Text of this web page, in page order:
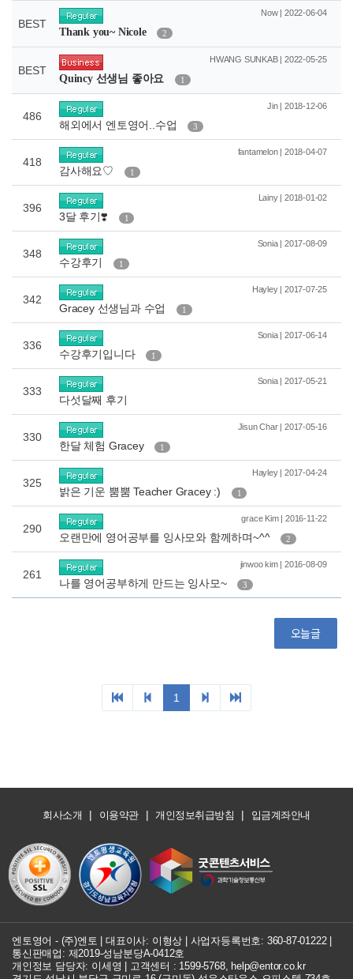
회사소개 | 이용약관 | 개인정보취급방침 | 입금계좌안내
엔토영어 - (주)엔토 | 대표이사: 이형상 | 사업자등록번호: 360-87-01222|
통신판매업: 제2019-성남분당A-0412호
개인정보 담당자: 이세영 | 고객센터 : 1599-5768, help@entor.co.kr